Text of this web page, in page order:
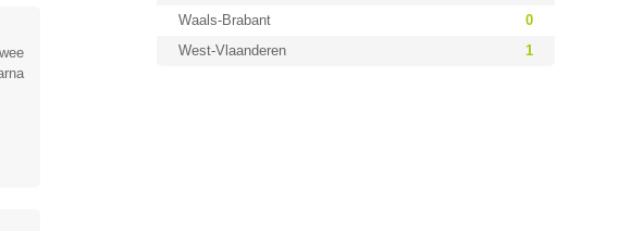
Waals-Brabant
0
West-Vlaanderen
1